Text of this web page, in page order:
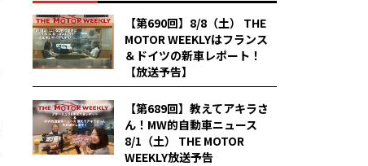
【第690回】8/8（土） THE
MOTOR WEEKLYはフランス
＆ドイツの新車レポート！
【放送予告】
【第689回】教えてアキラさ
ん！MW的自動車ニュース
8/1（土） THE MOTOR
WEEKLY放送予告